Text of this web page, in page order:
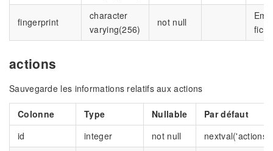
fingerprint
character
varying(256)
not null
actions
Sauvegarde les informations relatifs aux actions
Colonne Type Nullable
Par défaut
id
integer not null